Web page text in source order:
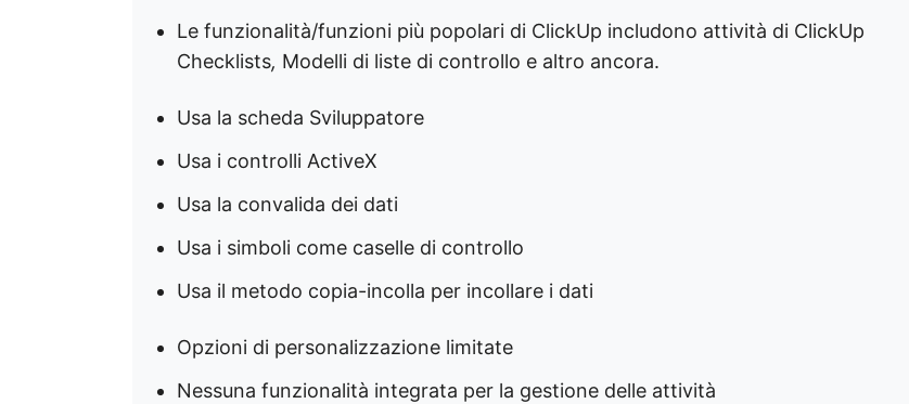
Le funzionalità/funzioni più popolari di ClickUp includono attività di ClickUp
Checklists, Modelli di liste di controllo e altro ancora.
Usa la scheda Sviluppatore
Usa i controlli ActiveX
Usa la convalida dei dati
Usa i simboli come caselle di controllo
Usa il metodo copia-incolla per incollare i dati
Opzioni di personalizzazione limitate
Nessuna funzionalità integrata per la gestione delle attività